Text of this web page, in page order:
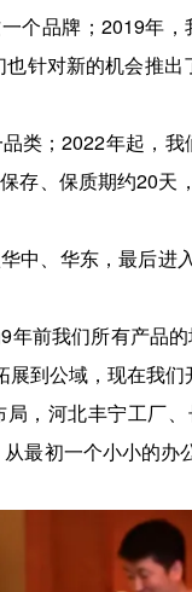
个品牌；2019年
针对新的机会推
类；2022年起，
存、保质期约20
中、华东，最后
前我们所有产品
到公域，现在我们
，河北丰宁工厂
最初一个小小的